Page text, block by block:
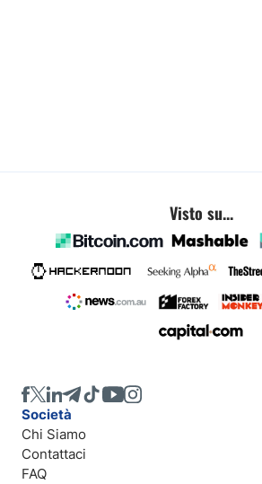
Visto su...
Società
Chi Siamo
Contattaci
FAQ